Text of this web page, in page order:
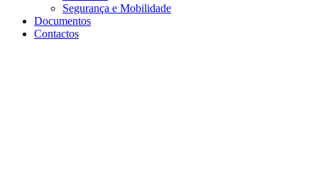
Segurança e Mobilidade
Documentos
Contactos